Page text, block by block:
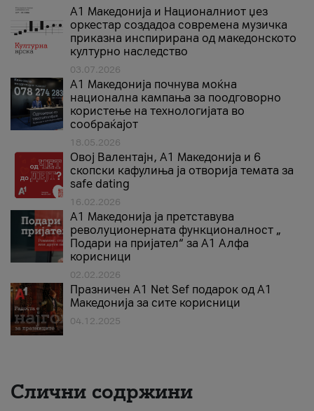
А1 Македонија и Националниот џез
оркестар создадоа современа музичка
приказна инспирирана од македонското
културно наследство
03.07.2026
A1 Македонија почнува моќна
национална кампања за поодговорно
користење на технологијата во
сообраќајот
18.05.2026
Овој Валентајн, A1 Македонија и 6
скопски кафулиња ја отворија темата за
safe dating
16.02.2026
А1 Македонија ја претставува
револуционерната функционалност „
Подари на пријател“ за А1 Алфа
корисници
02.02.2026
Празничен A1 Net Sеf подарок од А1
Македонија за сите корисници
04.12.2025
Слични содржини